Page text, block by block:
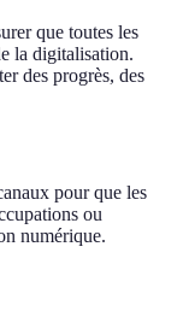
que toutes les
la digitalisation.
des progrès, des
pour que les
ou
numérique.